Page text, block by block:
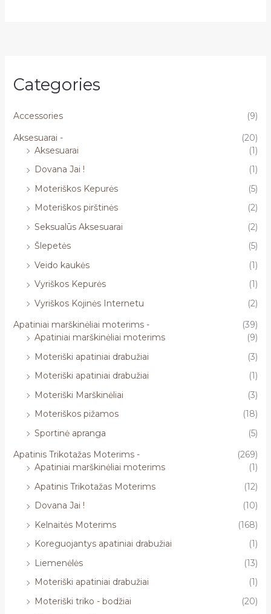
Categories
Accessories
(9)
Aksesuarai -
(20)
Aksesuarai
(1)
Dovana Jai !
(1)
Moteriškos Kepurės
(5)
Moteriškos pirštinės
(2)
Seksualūs Aksesuarai
(2)
Šlepetės
(5)
Veido kaukės
(1)
Vyriškos Kepurės
(1)
Vyriškos Kojinės Internetu
(2)
Apatiniai marškinėliai moterims -
(39)
Apatiniai marškinėliai moterims
(9)
Moteriški apatiniai drabužiai
(3)
Moteriški apatiniai drabužiai
(1)
Moteriški Marškinėliai
(3)
Moteriškos pižamos
(18)
Sportinė apranga
(5)
Apatinis Trikotažas Moterims -
(269)
Apatiniai marškinėliai moterims
(1)
Apatinis Trikotažas Moterims
(12)
Dovana Jai !
(10)
Kelnaitės Moterims
(168)
Koreguojantys apatiniai drabužiai
(1)
Liemenėlės
(13)
Moteriški apatiniai drabužiai
(1)
Moteriški triko - bodžiai
(20)